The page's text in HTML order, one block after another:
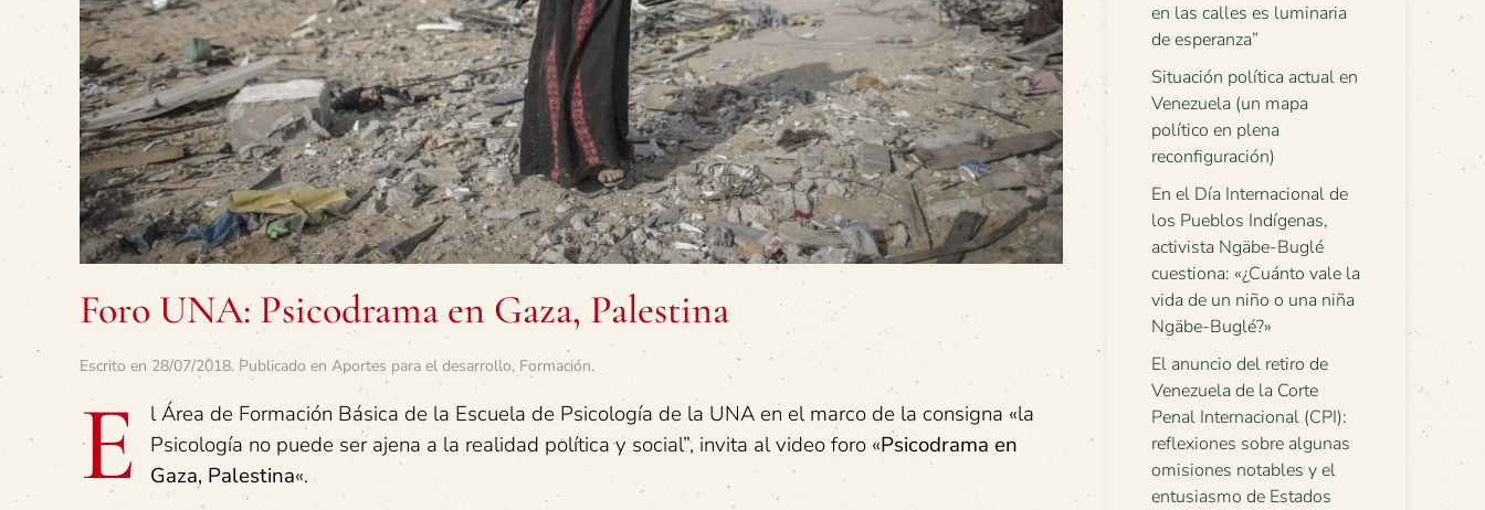
Foro UNA: Psicodrama en Gaza, Palestina
Escrito en 28/07/2018. Publicado en Aportes para el desarrollo, Formación.
E
l Área de Formación Básica de la Escuela de Psicología de la UNA en el marco de la consigna «la
Psicología no puede ser ajena a la realidad política y social”, invita al video foro «Psicodrama en
Gaza, Palestina«.
en las calles es luminaria
de esperanza”
Situación política actual en
Venezuela (un mapa
político en plena
reconfiguración)
En el Día Internacional de
los Pueblos Indígenas,
activista Ngäbe-Buglé
cuestiona: «¿Cuánto vale la
vida de un niño o una niña
Ngäbe-Buglé?»
El anuncio del retiro de
Venezuela de la Corte
Penal Internacional (CPI):
reflexiones sobre algunas
omisiones notables y el
entusiasmo de Estados